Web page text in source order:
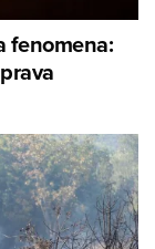
fenomena: